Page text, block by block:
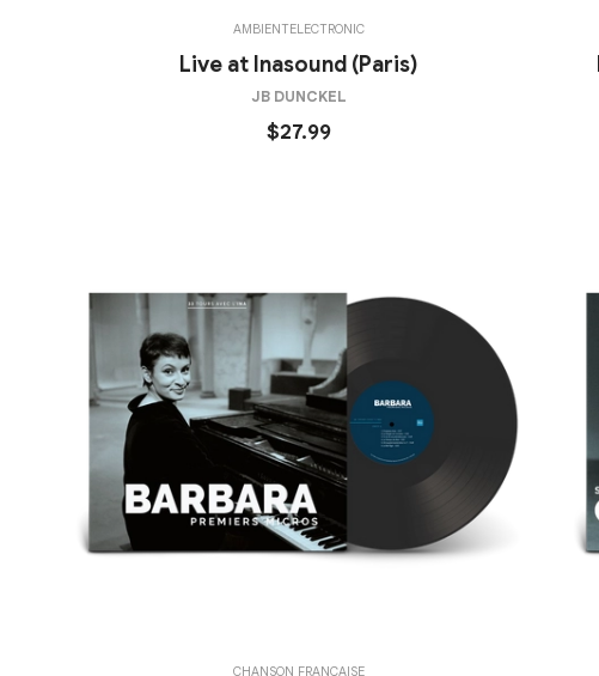
AMBIENTELECTRONIC
Live at Inasound (Paris)
JB DUNCKEL
$27.99
CHANSON FRANÇAISE